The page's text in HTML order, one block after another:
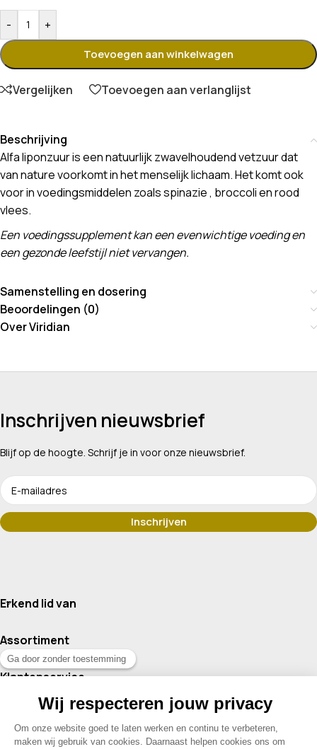
- +
Toevoegen aan winkelwagen
Vergelijken Toevoegen aan verlanglijst
Beschrijving
Alfa liponzuur is een natuurlijk zwavelhoudend vetzuur dat
van nature voorkomt in het menselijk lichaam. Het komt ook
voor in voedingsmiddelen zoals spinazie , broccoli en rood
vlees.
Een voedingssupplement kan een evenwichtige voeding en
een gezonde leefstijl niet vervangen.
Samenstelling en dosering
Beoordelingen (0)
Over Viridian
Inschrijven nieuwsbrief
Blijf op de hoogte. Schrijf je in voor onze nieuwsbrief.
Erkend lid van
Assortiment
Klantenservice
Contact
© 2026 Drogisterij Het Geheim | Alle rechten voorbehouden |